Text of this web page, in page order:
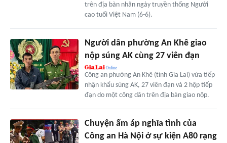
trên địa bàn nhân ngày truyền thống Người
cao tuổi Việt Nam (6-6).
Người dân phường An Khê giao
nộp súng AK cùng 27 viên đạn
Công an phường An Khê (tỉnh Gia Lai) vừa tiếp
nhận khẩu súng AK, 27 viên đạn và 2 hộp tiếp
đạn do một công dân trên địa bàn giao nộp.
Chuyện ấm áp nghĩa tình của
Công an Hà Nội ở sự kiện A80 rạng